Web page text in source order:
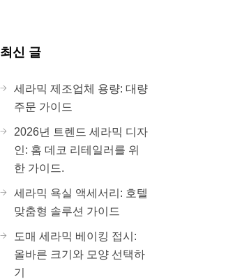
최신 글
세라믹 제조업체 용량: 대량
주문 가이드
2026년 트렌드 세라믹 디자
인: 홈 데코 리테일러를 위
한 가이드.
세라믹 욕실 액세서리: 호텔
맞춤형 솔루션 가이드
도매 세라믹 베이킹 접시:
올바른 크기와 모양 선택하
기